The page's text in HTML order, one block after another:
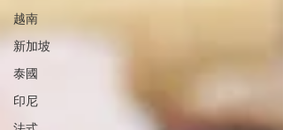
越南
新加坡
泰國
印尼